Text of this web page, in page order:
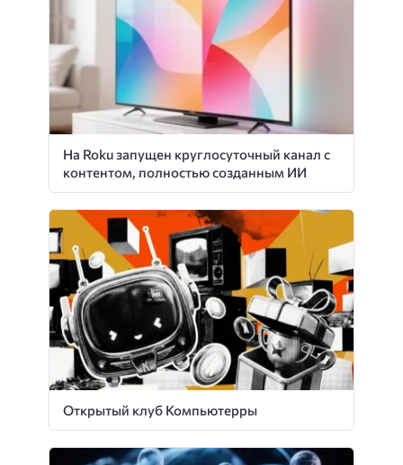
На Roku запущен круглосуточный канал с
контентом, полностью созданным ИИ
Открытый клуб Компьютерры